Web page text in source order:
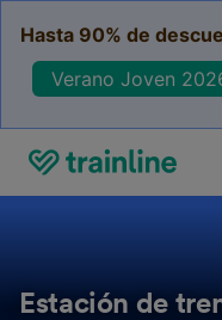
Hasta 90% de
Verano Joven
Estación de